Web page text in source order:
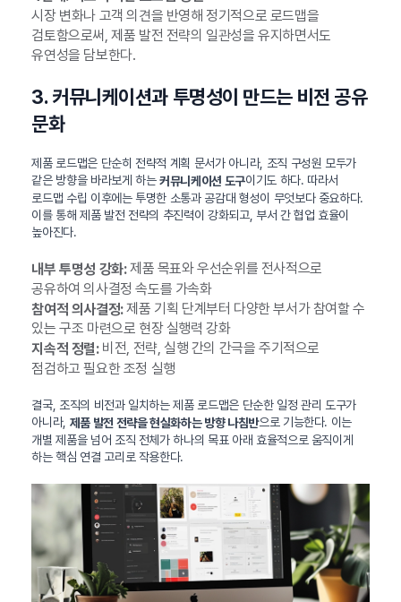
시장 변화나 고객 의견을 반영해 정기적으로 로드맵을
검토함으로써, 제품 발전 전략의 일관성을 유지하면서도
유연성을 담보한다.
3. 커뮤니케이션과 투명성이 만드는 비전 공유
문화
제품 로드맵은 단순히 전략적 계획 문서가 아니라, 조직 구성원 모두가
같은 방향을 바라보게 하는커뮤니케이션 도구이기도 하다. 따라서
로드맵 수립 이후에는 투명한 소통과 공감대 형성이 무엇보다 중요하다.
이를 통해 제품 발전 전략의 추진력이 강화되고, 부서 간 협업 효율이
높아진다.
내부 투명성 강화:제품 목표와 우선순위를 전사적으로
공유하여 의사결정 속도를 가속화
참여적 의사결정:제품 기획 단계부터 다양한 부서가 참여할 수
있는 구조 마련으로 현장 실행력 강화
지속적 정렬:비전, 전략, 실행 간의 간극을 주기적으로
점검하고 필요한 조정 실행
결국, 조직의 비전과 일치하는 제품 로드맵은 단순한 일정 관리 도구가
아니라, 제품 발전 전략을 현실화하는 방향 나침반으로 기능한다. 이는
개별 제품을 넘어 조직 전체가 하나의 목표 아래 효율적으로 움직이게
하는 핵심 연결 고리로 작용한다.